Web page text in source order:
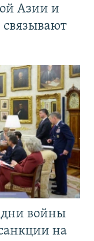
Азии и
дни войны
на